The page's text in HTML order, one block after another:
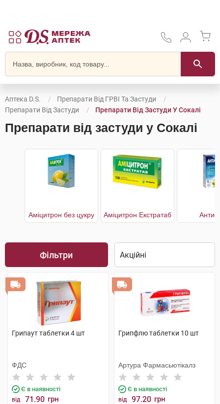
Аптека D.S.
Препарати Від ГРВІ Та Застуди
Препарати Від Застуди
Препарати Від Застуди У Сокалі
Препарати від застуди у Сокалі
Аміцитрон без цукру Аміцитрон Екстратаб
Фільтри
Грипаут таблетки 4 шт
ФДС
Є в наявності
від 71.90 грн
Грипфлю таблетки 10 шт
Артура Фармасьютікалз
Є в наявності
від 97.20 грн